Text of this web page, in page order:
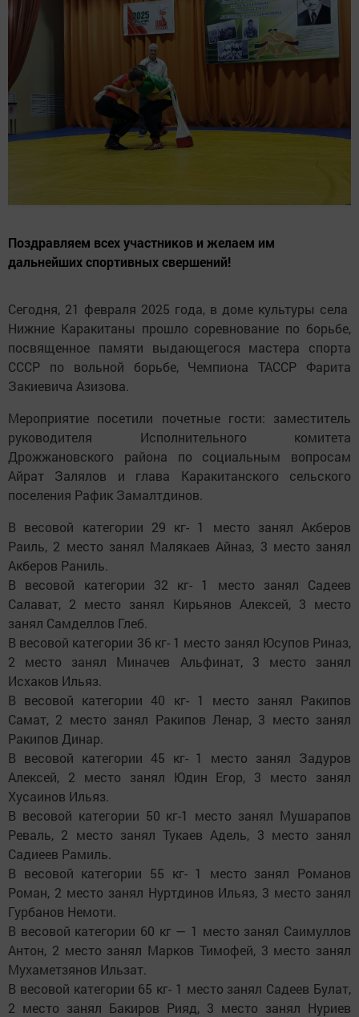
Поздравляем всех участников и желаем им
дальнейших спортивных свершений!
Сегодня, 21 февраля 2025 года, в доме культуры села
Нижние Каракитаны прошло соревнование по борьбе,
посвященное памяти выдающегося мастера спорта
СССР по вольной борьбе, Чемпиона ТАССР Фарита
Закиевича Азизова.
Мероприятие посетили почетные гости: заместитель
руководителя Исполнительного комитета
Дрожжановского района по социальным вопросам
Айрат Залялов и глава Каракитанского сельского
поселения Рафик Замалтдинов.
В весовой категории 29 кг- 1 место занял Акберов
Раиль, 2 место занял Малякаев Айназ, 3 место занял
Акберов Раниль.
В весовой категории 32 кг- 1 место занял Садеев
Салават, 2 место занял Кирьянов Алексей, 3 место
занял Самделлов Глеб.
В весовой категории 36 кг- 1 место занял Юсупов Риназ,
2 место занял Миначев Альфинат, 3 место занял
Исхаков Ильяз.
В весовой категории 40 кг- 1 место занял Ракипов
Самат, 2 место занял Ракипов Ленар, 3 место занял
Ракипов Динар.
В весовой категории 45 кг- 1 место занял Задуров
Алексей, 2 место занял Юдин Егор, 3 место занял
Хусаинов Ильяз.
В весовой категории 50 кг-1 место занял Мушарапов
Реваль, 2 место занял Тукаев Адель, 3 место занял
Садиеев Рамиль.
В весовой категории 55 кг- 1 место занял Романов
Роман, 2 место занял Нуртдинов Ильяз, 3 место занял
Гурбанов Немоти.
В весовой категории 60 кг — 1 место занял Саимуллов
Антон, 2 место занял Марков Тимофей, 3 место занял
Мухаметзянов Ильзат.
В весовой категории 65 кг- 1 место занял Садеев Булат,
2 место занял Бакиров Рияд, 3 место занял Нуриев